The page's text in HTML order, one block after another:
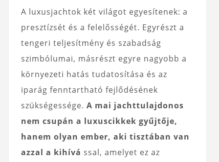
A luxusjachtok két világot egyesítenek: a
presztízsét és a felelősségét. Egyrészt a
tengeri teljesítmény és szabadság
szimbólumai, másrészt egyre nagyobb a
környezeti hatás tudatosítása és az
iparág fenntartható fejlődésének
szükségessége. A mai jachttulajdonos
nem csupán a luxuscikkek gyűjtője,
hanem olyan ember, aki tisztában van
azzal a kihívá ssal, amelyet ez az